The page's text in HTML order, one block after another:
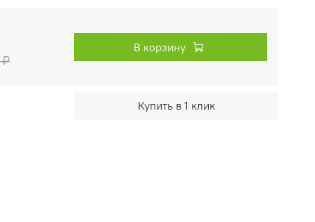
В корзину
Купить в 1 клик